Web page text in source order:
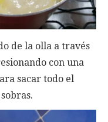
de la olla a través
con una
sacar todo el